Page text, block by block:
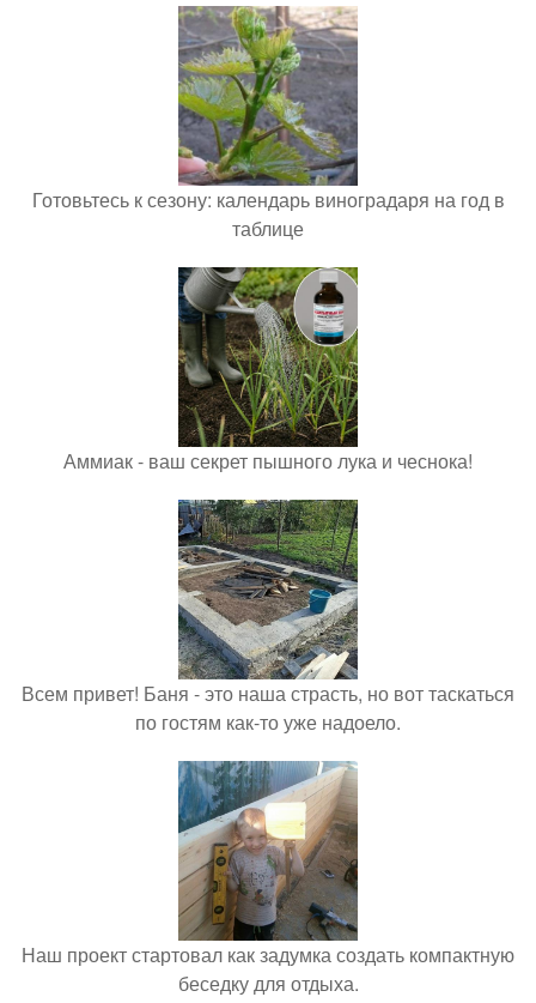
Готовьтесь к сезону: календарь виноградаря на год в
таблице
Аммиак - ваш секрет пышного лука и чеснока!
Всем привет! Баня - это наша страсть, но вот таскаться
по гостям как-то уже надоело.
Наш проект стартовал как задумка создать компактную
беседку для отдыха.